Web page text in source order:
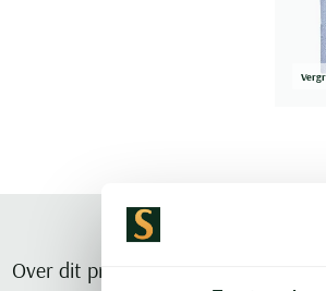
Over dit product